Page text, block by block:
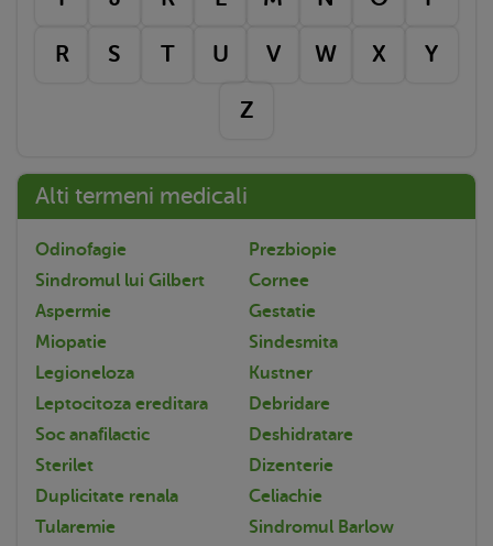
R S T U V W X Y
Z
Alti termeni medicali
Odinofagie
Prezbiopie
Sindromul lui Gilbert
Cornee
Aspermie
Gestatie
Miopatie
Sindesmita
Legioneloza
Kustner
Leptocitoza ereditara
Debridare
Soc anafilactic
Deshidratare
Sterilet
Dizenterie
Duplicitate renala
Celiachie
Tularemie
Sindromul Barlow